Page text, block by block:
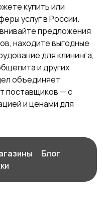
купить или
услуг в России.
предложения
находите выгодные
для клининга,
и других
объединяет
поставщиков — с
и ценами для
Блог